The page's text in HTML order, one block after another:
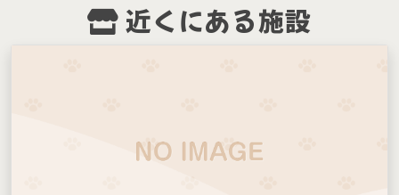
近くにある施設